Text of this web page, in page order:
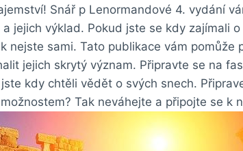
Snář p Lenormandové 4. vydání
jejich výklad. Pokud jste se kdy zajímali
nejste sami. Tato publikace vám pomůže
jejich skrytý význam. Připravte se na
kdy chtěli vědět o svých snech.
Tak neváhejte a připojte se k